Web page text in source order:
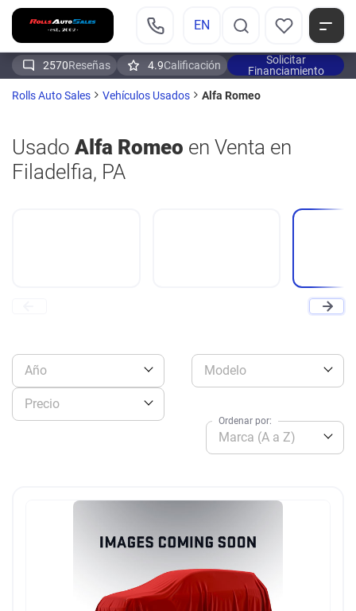
EN
2570Reseñas 4.9Calificación
Solicitar
Financiamiento
Rolls Auto Sales
Vehículos Usados Alfa Romeo
Usado Alfa Romeo en Venta en
Filadelfia, PA
Año Modelo
Precio
Marca (A a Z)
Ordenar por: